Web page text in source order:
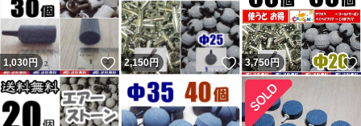
追記しているので同じではありません。フリマから閲覧の
方で気になる方はヤフオクからこの評価の返答を参照くだ
さい。 結局、追跡通り問題なく届いていたようです（ナ
ビの受取連絡有・ヤマトにも確認）。無責任呼ばわりされ
ましたが自身の責任は感じていないようで謝罪と評価変更
1,030円 いいね！
2,150円 いいね！
3,750円